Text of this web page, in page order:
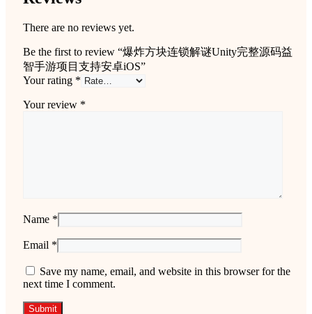
There are no reviews yet.
Be the first to review “爆炸方块连锁解谜Unity完整源码益
智手游项目支持安卓iOS”
Your rating *
Your review *
Name *
Email *
Save my name, email, and website in this browser for the
next time I comment.